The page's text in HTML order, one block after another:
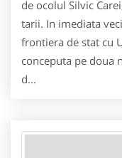
de ocolul Silvic
tarii. In imediata
frontiera de stat cu
conceputa pe doua
d...